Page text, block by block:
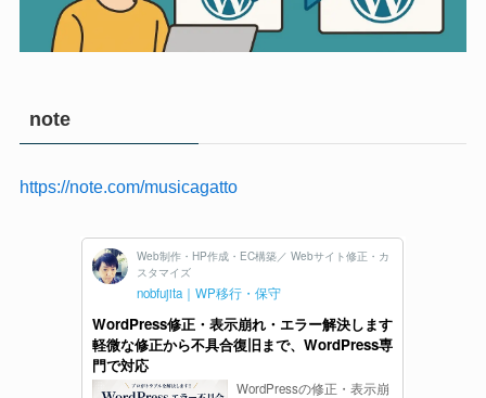
note
https://note.com/musicagatto